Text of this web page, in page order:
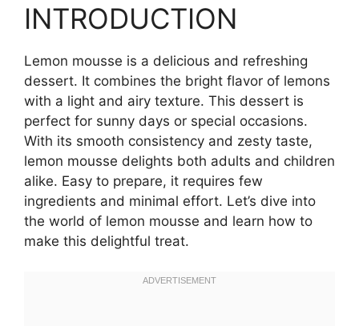
INTRODUCTION
Lemon mousse is a delicious and refreshing
dessert. It combines the bright flavor of lemons
with a light and airy texture. This dessert is
perfect for sunny days or special occasions.
With its smooth consistency and zesty taste,
lemon mousse delights both adults and children
alike. Easy to prepare, it requires few
ingredients and minimal effort. Let’s dive into
the world of lemon mousse and learn how to
make this delightful treat.